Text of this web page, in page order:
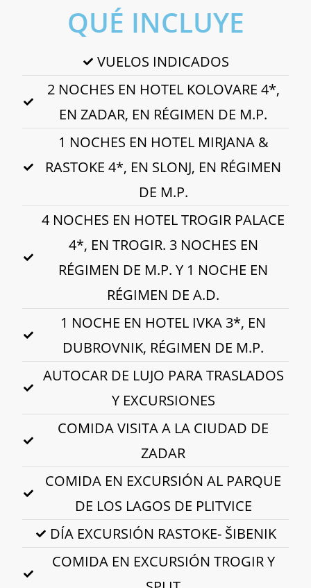
QUÉ INCLUYE
VUELOS INDICADOS
2 NOCHES EN HOTEL KOLOVARE 4*,
EN ZADAR, EN RÉGIMEN DE M.P.
1 NOCHES EN HOTEL MIRJANA &
RASTOKE 4*, EN SLONJ, EN RÉGIMEN
DE M.P.
4 NOCHES EN HOTEL TROGIR PALACE
4*, EN TROGIR. 3 NOCHES EN
RÉGIMEN DE M.P. Y 1 NOCHE EN
RÉGIMEN DE A.D.
1 NOCHE EN HOTEL IVKA 3*, EN
DUBROVNIK, RÉGIMEN DE M.P.
AUTOCAR DE LUJO PARA TRASLADOS
Y EXCURSIONES
COMIDA VISITA A LA CIUDAD DE
ZADAR
COMIDA EN EXCURSIÓN AL PARQUE
DE LOS LAGOS DE PLITVICE
DÍA EXCURSIÓN RASTOKE- ŠIBENIK
COMIDA EN EXCURSIÓN TROGIR Y